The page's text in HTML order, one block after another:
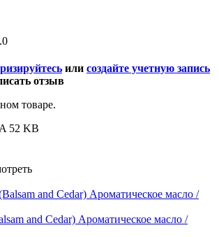
или создайте учетную запись
отзыв
товаре.
52 KB
and Cedar) Ароматическое масло /